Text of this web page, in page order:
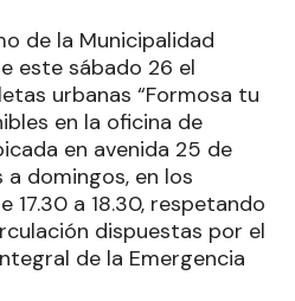
de la Municipalidad
este sábado 26 el
urbanas “Formosa tu
en la oficina de
en avenida 25 de
a domingos, en los
17.30 a 18.30, respetando
dispuestas por el
de la Emergencia